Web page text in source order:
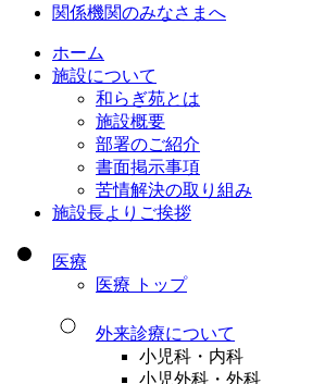
関係機関のみなさまへ
ホーム
施設について
和らぎ苑とは
施設概要
部署のご紹介
書面掲示事項
苦情解決の取り組み
施設長よりご挨拶
医療
医療 トップ
外来診療について
小児科・内科
小児外科・外科